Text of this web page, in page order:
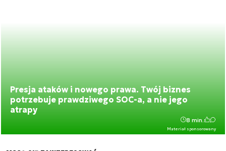
Presja ataków i nowego prawa. Twój biznes
potrzebuje prawdziwego SOC-a, a nie jego
atrapy
Materiał sponsorowany
8 min.